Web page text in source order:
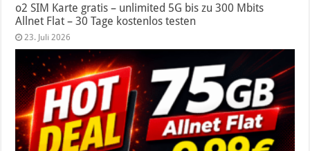
o2 SIM Karte gratis – unlimited 5G bis zu 300 Mbits
Allnet Flat – 30 Tage kostenlos testen
23. Juli 2026